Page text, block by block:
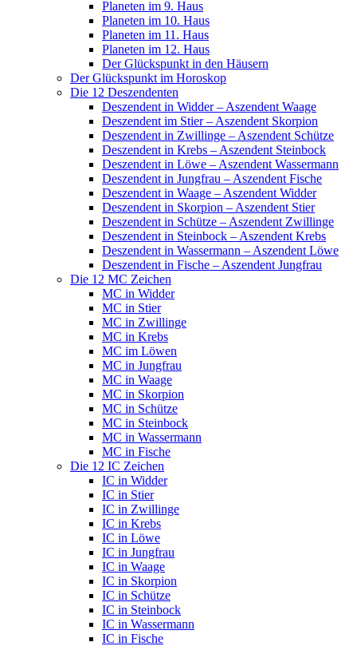
Planeten im 9. Haus
Planeten im 10. Haus
Planeten im 11. Haus
Planeten im 12. Haus
Der Glückspunkt in den Häusern
Der Glückspunkt im Horoskop
Die 12 Deszendenten
Deszendent in Widder – Aszendent Waage
Deszendent im Stier – Aszendent Skorpion
Deszendent in Zwillinge – Aszendent Schütze
Deszendent in Krebs – Aszendent Steinbock
Deszendent in Löwe – Aszendent Wassermann
Deszendent in Jungfrau – Aszendent Fische
Deszendent in Waage – Aszendent Widder
Deszendent in Skorpion – Aszendent Stier
Deszendent in Schütze – Aszendent Zwillinge
Deszendent in Steinbock – Aszendent Krebs
Deszendent in Wassermann – Aszendent Löwe
Deszendent in Fische – Aszendent Jungfrau
Die 12 MC Zeichen
MC in Widder
MC in Stier
MC in Zwillinge
MC in Krebs
MC im Löwen
MC in Jungfrau
MC in Waage
MC in Skorpion
MC in Schütze
MC in Steinbock
MC in Wassermann
MC in Fische
Die 12 IC Zeichen
IC in Widder
IC in Stier
IC in Zwillinge
IC in Krebs
IC in Löwe
IC in Jungfrau
IC in Waage
IC in Skorpion
IC in Schütze
IC in Steinbock
IC in Wassermann
IC in Fische